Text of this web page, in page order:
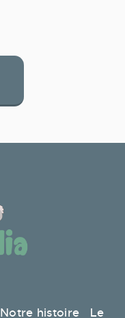
Notre histoire
Le